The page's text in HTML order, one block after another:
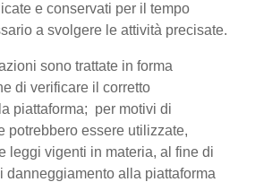
e conservati per il tempo
a svolgere le attività precisate.
sono trattate in forma
di verificare il corretto
piattaforma; per motivi di
potrebbero essere utilizzate,
leggi vigenti in materia, al fine di
danneggiamento alla piattaforma